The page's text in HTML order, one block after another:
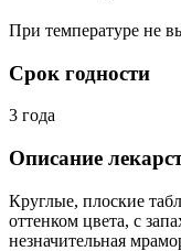
При температуре не
Срок годности
3 года
Описание
Круглые, плоские
оттенком цвета, с
незначительная